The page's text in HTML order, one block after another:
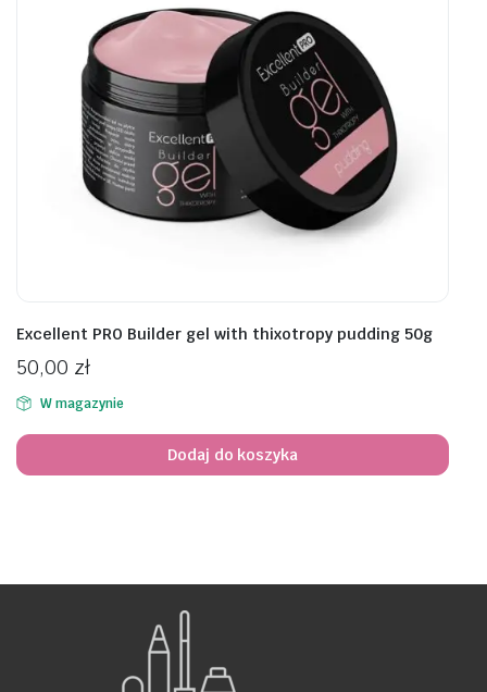
Excellent PRO Builder gel with thixotropy pudding 50g
50,00 zł
W magazynie
Dodaj do koszyka